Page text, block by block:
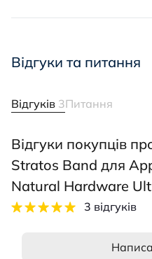
Відгуки та питання
Відгуків 3Питання
Відгуки покупців
Stratos Band для
Natural Hardware
3 відгуків